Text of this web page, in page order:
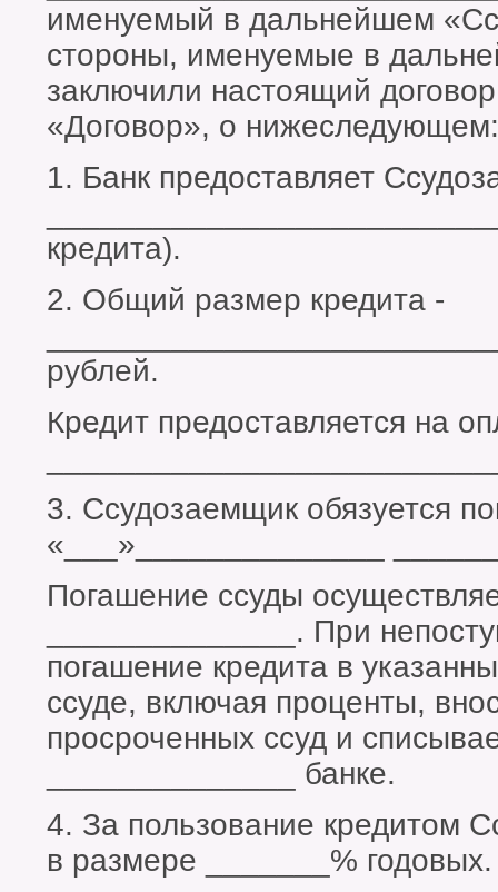
именуемый в дальнейшем
стороны, именуемые в
заключили настоящий
«Договор», о нижеследующем:
1. Банк предоставляет
кредита).
2. Общий размер кредита -
рублей.
Кредит предоставляется на
3. Ссудозаемщик обязуется
«___»______________
Погашение ссуды
______________. При
погашение кредита в
ссуде, включая проценты,
просроченных ссуд и
______________ банке.
4. За пользование кредитом
в размере _______% годовых.